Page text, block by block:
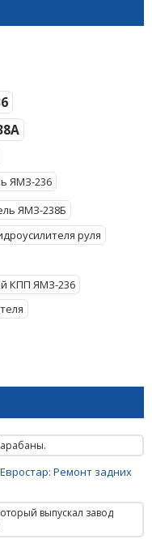
ЯМЗ-236
ЯМЗ-238Б
руля
КПП ЯМЗ-236
Ремонт задних
выпускал завод